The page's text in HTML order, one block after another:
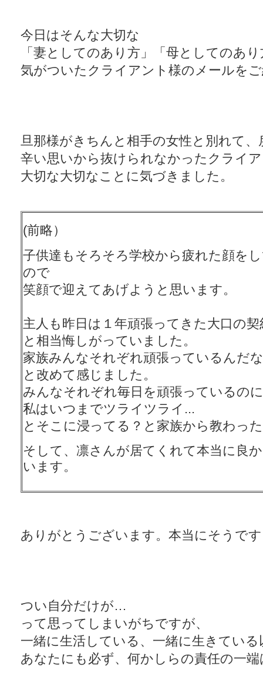
今日はそんな大切な
「妻としてのあり方」「母としてのあ
気がついたクライアント様のメールを
旦那様がきちんと相手の女性と別れて
辛い思いから抜けられなかったクライ
大切な大切なことに気づきました。
(前略）
子供達もそろそろ学校から疲れた顔を
ので
笑顔で迎えてあげようと思います。
主人も昨日は１年頑張ってきた大口の
と相当悔しがっていました。
家族みんなそれぞれ頑張っているんだ
と改めて感じました。
みんなそれぞれ毎日を頑張っているのに
私はいつまでツライツライ...
とそこに浸ってる？と家族から教わっ
そして、凛さんが居てくれて本当に良
います。
ありがとうございます。本当にそうで
つい自分だけが…
って思ってしまいがちですが、
一緒に生活している、一緒に生きている
あなたにも必ず、何かしらの責任の一